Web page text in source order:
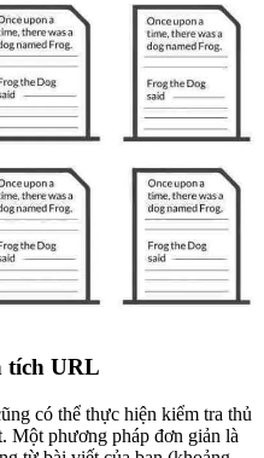
tích URL
có thể thực hiện kiểm tra thủ
Một phương pháp đơn giản là